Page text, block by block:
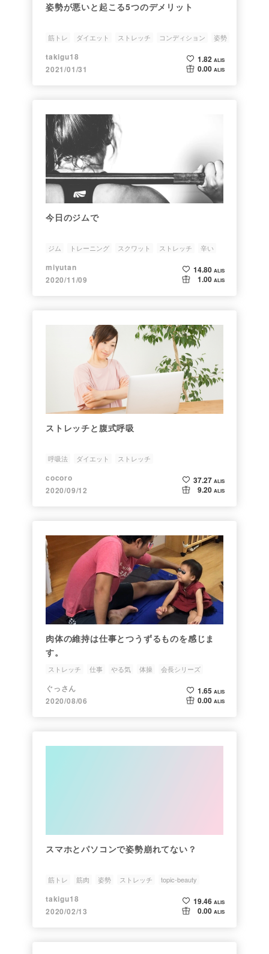
姿勢が悪いと起こる5つのデメリット
筋トレ ダイエット ストレッチ コンディション 姿勢
takigu18
2021/01/31
1.82 ALIS
0.00 ALIS
今日のジムで
ジム トレーニング スクワット ストレッチ 辛い
miyutan
2020/11/09
14.80 ALIS
1.00 ALIS
ストレッチと腹式呼吸
呼吸法 ダイエット ストレッチ
cocoro
2020/09/12
37.27 ALIS
9.20 ALIS
肉体の維持は仕事とつうずるものを感じま
す。
ストレッチ 仕事 やる気 体操 会長シリーズ
ぐっさん
2020/08/06
1.65 ALIS
0.00 ALIS
スマホとパソコンで姿勢崩れてない？
筋トレ 筋肉 姿勢 ストレッチ topic-beauty
takigu18
2020/02/13
19.46 ALIS
0.00 ALIS